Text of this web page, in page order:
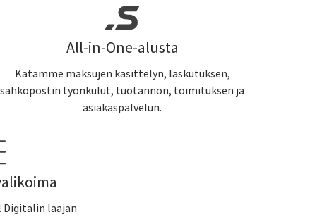
All-in-One-alusta
Katamme maksujen käsittelyn, laskutuksen,
sähköpostin työnkulut, tuotannon, toimituksen ja
asiakaspalvelun.
Digitalin laajan